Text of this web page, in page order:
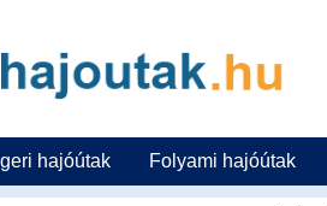
hajóútak Folyami hajóútak